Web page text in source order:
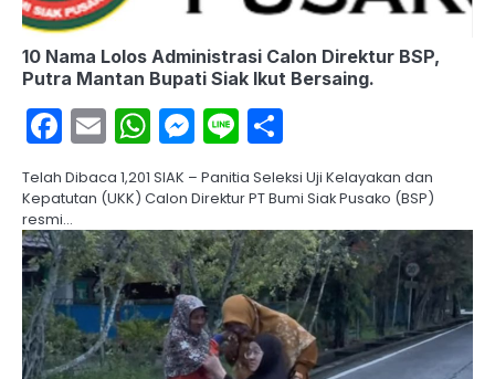
10 Nama Lolos Administrasi Calon Direktur BSP,
Putra Mantan Bupati Siak Ikut Bersaing.
Facebook
EmailWhatsApp
Messenger
Line
Telah Dibaca 1,201 SIAK – Panitia Seleksi Uji Kelayakan dan
Kepatutan (UKK) Calon Direktur PT Bumi Siak Pusako (BSP)
resmi…